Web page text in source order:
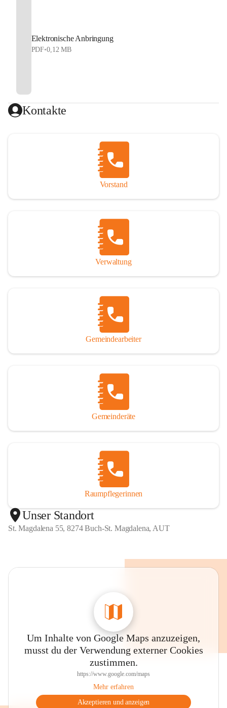
Elektronische Anbringung
PDF•0,12 MB
Kontakte
Vorstand
Verwaltung
Gemeindearbeiter
Gemeinderäte
Raumpflegerinnen
Unser Standort
St. Magdalena 55, 8274 Buch-St. Magdalena, AUT
Um Inhalte von Google Maps anzuzeigen,
musst du der Verwendung externer Cookies
zustimmen.
https://www.google.com/maps
Mehr erfahren
Akzeptieren und anzeigen